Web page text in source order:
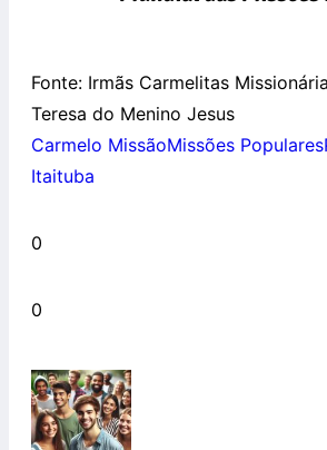
Fonte: Irmãs Carmelitas
Teresa do Menino Jesus
Carmelo MissãoMissões Populares
Itaituba
0
0